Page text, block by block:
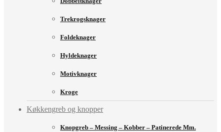
Trekrogsknager
Foldeknager
Hyldeknager
Motivknager
Kroge
Køkkengreb og knopper
Knopgreb – Messing – Kobber – Patinerede Mm.